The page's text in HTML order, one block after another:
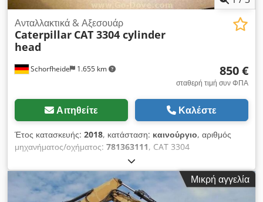
ΜΙΛΑΜΕ ΓΕΡΜΑΝΙΚΑ ΜΙΛΑΜΕ ΙΣΠΑΝΙΚΑ ΜΙΛΑΜΕ ΑΓΓΛΙΚΑ
Schorfheide 1.655 km
Ανταλλακτικά & Αξεσουάρ
Caterpillar CAT 3304 cylinder
head
850 €
σταθερή τιμή συν ΦΠΑ
Αιτηθείτε Καλέστε
Έτος κατασκευής: 2018, κατάσταση: καινούργιο, αριθμός
μηχανήματος/οχήματος: 781363111, CAT 3304
Κυλινδροκεφαλή * New * Dcsdpfx Amohyx U De Hjk
Περαιτέρω πληροφορίες Τύπος: Κινητήρας, Γενική κατάσταση:
πολύ καλή, Τεχνική κατάσταση: πολύ καλή, Οπτική κατάσταση:
πολύ καλή,
Μικρή αγγελία